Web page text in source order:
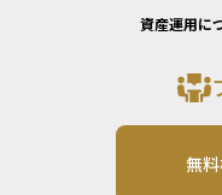
資産運用に
無